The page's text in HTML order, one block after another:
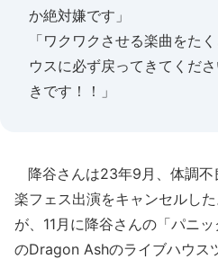
か絶対嫌です」
「ワクワクさせる楽曲をた
ウスに必ず戻ってきてくだ
きです！！」
降谷さんは23年9月、体調
楽フェス出演をキャンセルし
が、11月に降谷さんの「パニ
のDragon Ashのライブハウス